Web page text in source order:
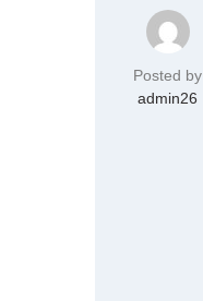
Posted by
admin26